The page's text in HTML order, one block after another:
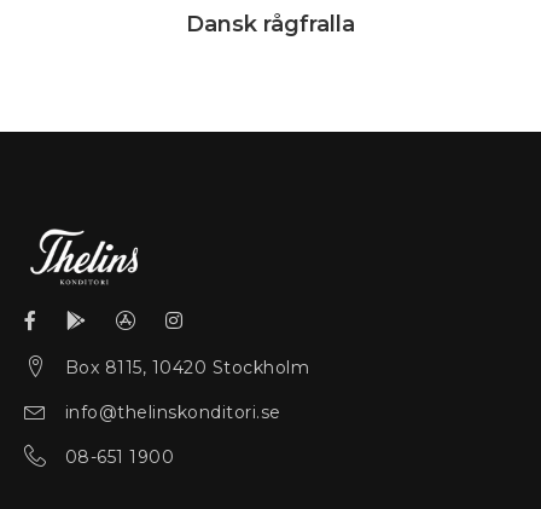
Dansk rågfralla
Box 8115, 10420 Stockholm
info@thelinskonditori.se
08-651 1900